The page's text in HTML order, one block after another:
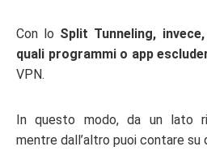
Con lo Split Tunneling,
quali programmi o app
VPN.
In questo modo, da un lato
mentre dall’altro puoi contare su